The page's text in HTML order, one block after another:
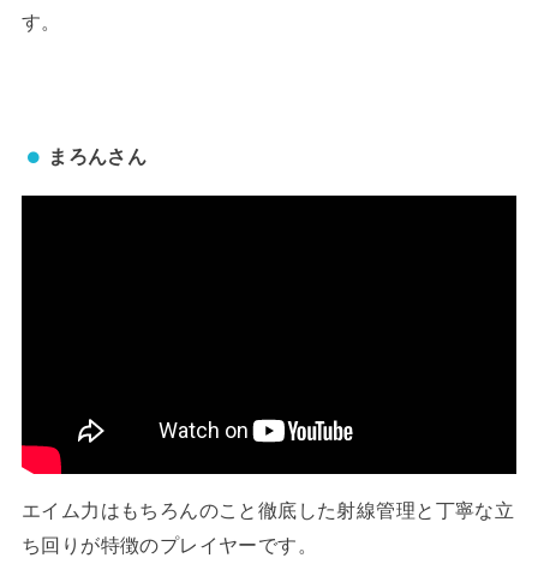
す。
まろんさん
エイム力はもちろんのこと徹底した射線管理と丁寧な立
ち回りが特徴のプレイヤーです。